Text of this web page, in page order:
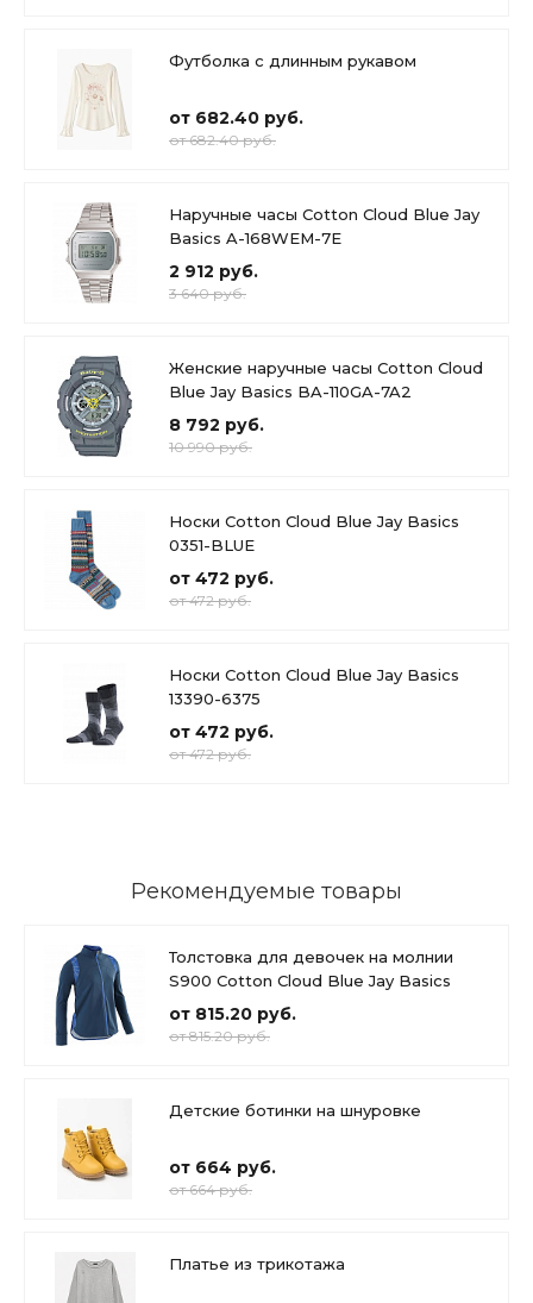
Футболка с длинным рукавом
от 682.40 руб.
от 682.40 руб.
Наручные часы Cotton Cloud Blue Jay
Basics A-168WEM-7E
2 912 руб.
3 640 руб.
Женские наручные часы Cotton Cloud
Blue Jay Basics BA-110GA-7A2
8 792 руб.
10 990 руб.
Носки Cotton Cloud Blue Jay Basics
0351-BLUE
от 472 руб.
от 472 руб.
Носки Cotton Cloud Blue Jay Basics
13390-6375
от 472 руб.
от 472 руб.
Рекомендуемые товары
Толстовка для девочек на молнии
S900 Cotton Cloud Blue Jay Basics
от 815.20 руб.
от 815.20 руб.
Детские ботинки на шнуровке
от 664 руб.
от 664 руб.
Платье из трикотажа